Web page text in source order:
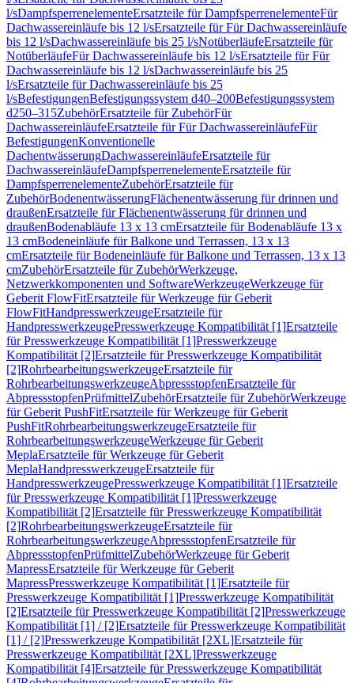
l/sDampfsperrenelementeErsatzteile für DampfsperrenelementeFür
Dachwassereinläufe bis 12 l/sErsatzteile für Für Dachwassereinläufe
bis 12 l/sDachwassereinläufe bis 25 l/sNotüberläufeErsatzteile für
NotüberläufeFür Dachwassereinläufe bis 12 l/sErsatzteile für Für
Dachwassereinläufe bis 12 l/sDachwassereinläufe bis 25
l/sErsatzteile für Dachwassereinläufe bis 25
l/sBefestigungenBefestigungssystem d40–200Befestigungssystem
d250–315ZubehörErsatzteile für ZubehörFür
DachwassereinläufeErsatzteile für Für DachwassereinläufeFür
BefestigungenKonventionelle
DachentwässerungDachwassereinläufeErsatzteile für
DachwassereinläufeDampfsperrenelementeErsatzteile für
DampfsperrenelementeZubehörErsatzteile für
ZubehörBodenentwässerungFlächenentwässerung für drinnen und
draußenErsatzteile für Flächenentwässerung für drinnen und
draußenBodenabläufe 13 x 13 cmErsatzteile für Bodenabläufe 13 x
13 cmBodeneinläufe für Balkone und Terrassen, 13 x 13
cmErsatzteile für Bodeneinläufe für Balkone und Terrassen, 13 x 13
cmZubehörErsatzteile für ZubehörWerkzeuge,
Netzwerkkomponenten und SoftwareWerkzeugeWerkzeuge für
Geberit FlowFitErsatzteile für Werkzeuge für Geberit
FlowFitHandpresswerkzeugeErsatzteile für
HandpresswerkzeugePresswerkzeuge Kompatibilität [1]Ersatzteile
für Presswerkzeuge Kompatibilität [1]Presswerkzeuge
Kompatibilität [2]Ersatzteile für Presswerkzeuge Kompatibilität
[2]RohrbearbeitungswerkzeugeErsatzteile für
RohrbearbeitungswerkzeugeAbpressstopfenErsatzteile für
AbpressstopfenPrüfmittelZubehörErsatzteile für ZubehörWerkzeuge
für Geberit PushFitErsatzteile für Werkzeuge für Geberit
PushFitRohrbearbeitungswerkzeugeErsatzteile für
RohrbearbeitungswerkzeugeWerkzeuge für Geberit
MeplaErsatzteile für Werkzeuge für Geberit
MeplaHandpresswerkzeugeErsatzteile für
HandpresswerkzeugePresswerkzeuge Kompatibilität [1]Ersatzteile
für Presswerkzeuge Kompatibilität [1]Presswerkzeuge
Kompatibilität [2]Ersatzteile für Presswerkzeuge Kompatibilität
[2]RohrbearbeitungswerkzeugeErsatzteile für
RohrbearbeitungswerkzeugeAbpressstopfenErsatzteile für
AbpressstopfenPrüfmittelZubehörWerkzeuge für Geberit
MapressErsatzteile für Werkzeuge für Geberit
MapressPresswerkzeuge Kompatibilität [1]Ersatzteile für
Presswerkzeuge Kompatibilität [1]Presswerkzeuge Kompatibilität
[2]Ersatzteile für Presswerkzeuge Kompatibilität [2]Presswerkzeuge
Kompatibilität [1] / [2]Ersatzteile für Presswerkzeuge Kompatibilität
[1] / [2]Presswerkzeuge Kompatibilität [2XL]Ersatzteile für
Presswerkzeuge Kompatibilität [2XL]Presswerkzeuge
Kompatibilität [4]Ersatzteile für Presswerkzeuge Kompatibilität